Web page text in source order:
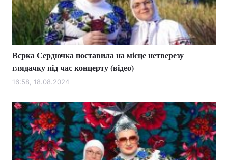
Вєрка Сердючка поставила на місце нетверезу
глядачку під час концерту (відео)
16:58, 18.08.2024